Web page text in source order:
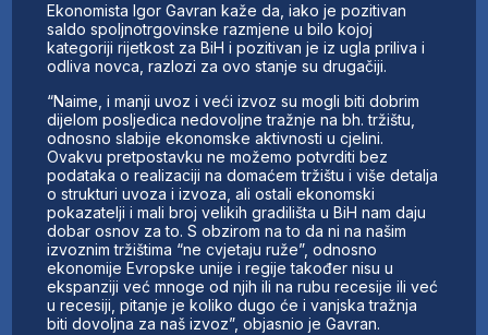
Ekonomista Igor Gavran kaže da, iako je pozitivan
saldo spoljnotrgovinske razmjene u bilo kojoj
kategoriji rijetkost za BiH i pozitivan je iz ugla priliva i
odliva novca, razlozi za ovo stanje su drugačiji.
“Naime, i manji uvoz i veći izvoz su mogli biti dobrim
dijelom posljedica nedovoljne tražnje na bh. tržištu,
odnosno slabije ekonomske aktivnosti u cjelini.
Ovakvu pretpostavku ne možemo potvrditi bez
podataka o realizaciji na domaćem tržištu i više detalja
o strukturi uvoza i izvoza, ali ostali ekonomski
pokazatelji i mali broj velikih gradilišta u BiH nam daju
dobar osnov za to. S obzirom na to da ni na našim
izvoznim tržištima “ne cvjetaju ruže”, odnosno
ekonomije Evropske unije i regije također nisu u
ekspanziji već mnoge od njih ili na rubu recesije ili već
u recesiji, pitanje je koliko dugo će i vanjska tražnja
biti dovoljna za naš izvoz”, objasnio je Gavran.